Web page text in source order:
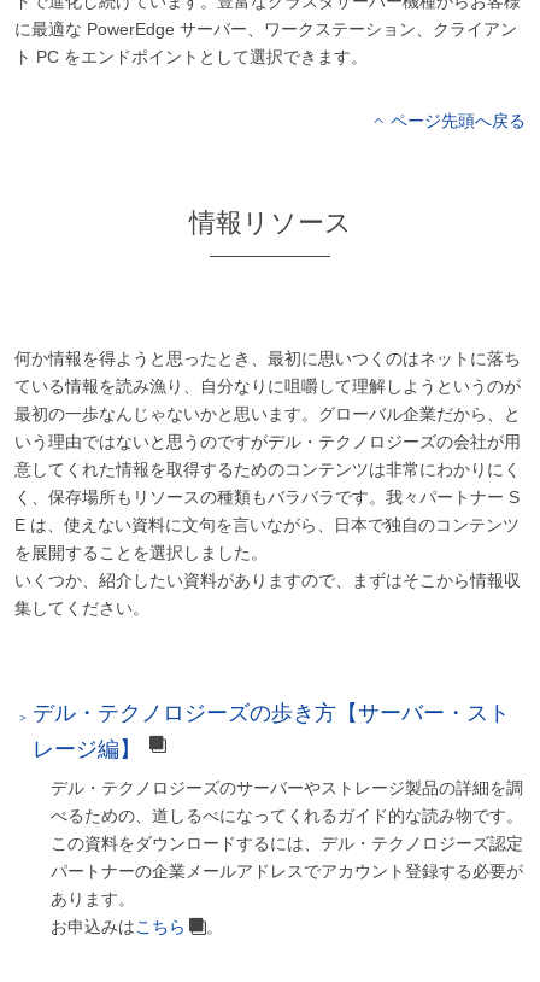
に最適な PowerEdge サーバー、ワークステーション、クライアン
ト PC をエンドポイントとして選択できます。
ページ先頭へ戻る
情報リソース
何か情報を得ようと思ったとき、最初に思いつくのはネットに落ち
ている情報を読み漁り、自分なりに咀嚼して理解しようというのが
最初の一歩なんじゃないかと思います。グローバル企業だから、と
いう理由ではないと思うのですがデル・テクノロジーズの会社が用
意してくれた情報を取得するためのコンテンツは非常にわかりにく
く、保存場所もリソースの種類もバラバラです。我々パートナー S
E は、使えない資料に文句を言いながら、日本で独自のコンテンツ
を展開することを選択しました。
いくつか、紹介したい資料がありますので、まずはそこから情報収
集してください。
デル・テクノロジーズの歩き方【サーバー・スト
レージ編】
デル・テクノロジーズのサーバーやストレージ製品の詳細を調
べるための、道しるべになってくれるガイド的な読み物です。
この資料をダウンロードするには、デル・テクノロジーズ認定
パートナーの企業メールアドレスでアカウント登録する必要が
あります。
お申込みはこちら 。